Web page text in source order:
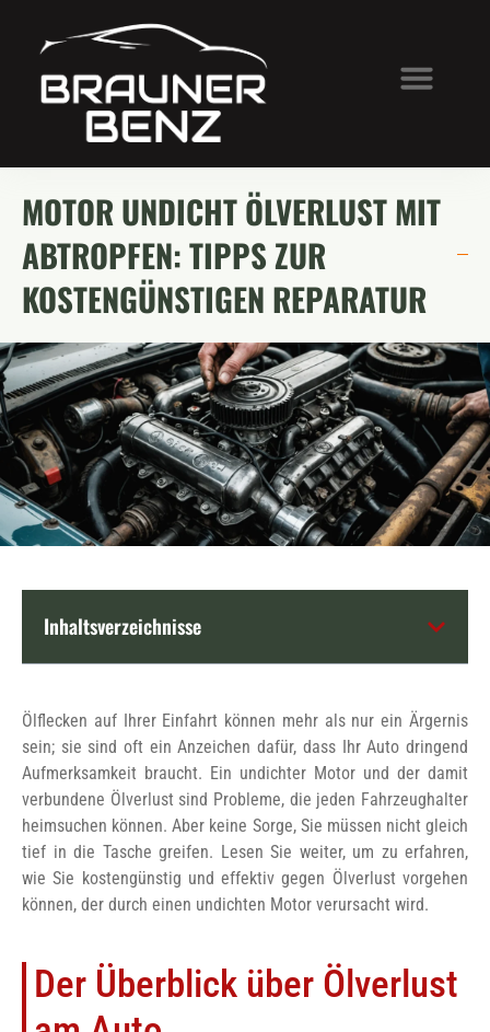
MOTOR UNDICHT ÖLVERLUST MIT
ABTROPFEN: TIPPS ZUR
KOSTENGÜNSTIGEN REPARATUR
Inhaltsverzeichnisse
Ölflecken auf Ihrer Einfahrt können mehr als nur ein Ärgernis
sein; sie sind oft ein Anzeichen dafür, dass Ihr Auto dringend
Aufmerksamkeit braucht. Ein undichter Motor und der damit
verbundene Ölverlust sind Probleme, die jeden Fahrzeughalter
heimsuchen können. Aber keine Sorge, Sie müssen nicht gleich
tief in die Tasche greifen. Lesen Sie weiter, um zu erfahren,
wie Sie kostengünstig und effektiv gegen Ölverlust vorgehen
können, der durch einen undichten Motor verursacht wird.
Der Überblick über Ölverlust